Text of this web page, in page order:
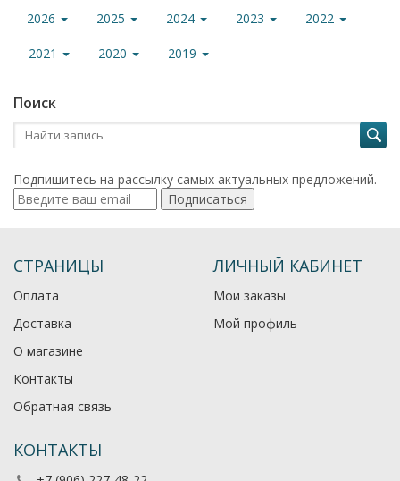
2026 2025 2024 2023 2022
2021 2020 2019
Поиск
Подпишитесь на рассылку самых актуальных предложений.
Подписаться
СТРАНИЦЫ
Оплата
Доставка
О магазине
Контакты
Обратная связь
ЛИЧНЫЙ КАБИНЕТ
Мои заказы
Мой профиль
КОНТАКТЫ